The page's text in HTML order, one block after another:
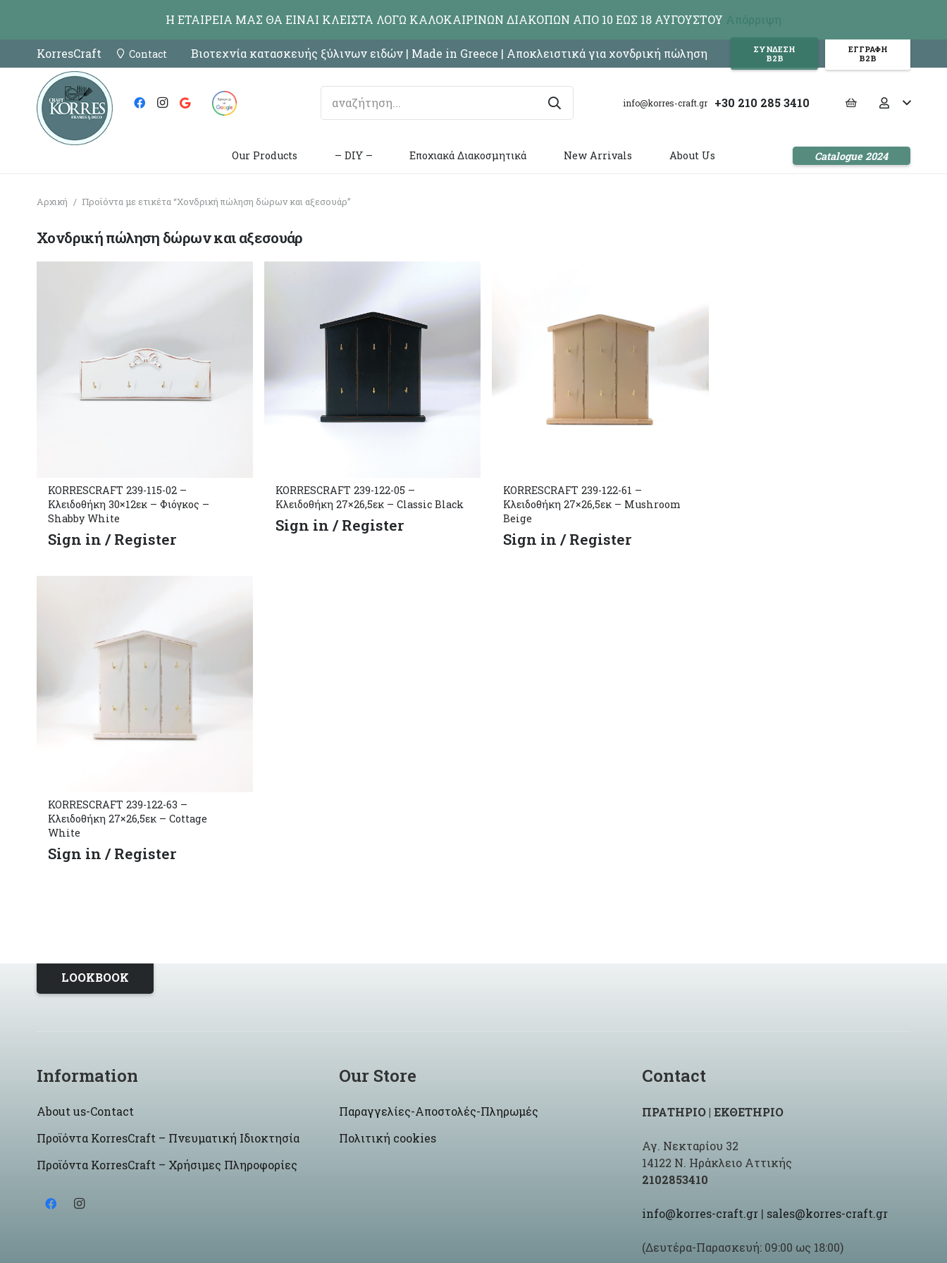
KorresCraft Contact Βιοτεχνία κατασκευής ξύλινων ειδών | Made in Greece | Αποκλειστικά για χονδρική πώληση
ΣΥΝΔΕΣΗ
Β2Β
ΕΓΓΡΑΦΗ
Β2Β
info@korres-craft.gr +30 210 285 3410
Our Products – DIY – Εποχιακά Διακοσμητικά New Arrivals About Us Catalogue 2024
Αρχική / Προϊόντα με ετικέτα “Χονδρική πώληση δώρων και αξεσουάρ”
Χονδρική πώληση δώρων και αξεσουάρ
KORRESCRAFT 239-115-02 –
Κλειδοθήκη 30×12εκ – Φιόγκος –
Shabby White
Sign in / Register
KORRESCRAFT 239-122-05 –
Κλειδοθήκη 27×26,5εκ – Classic Black
Sign in / Register
KORRESCRAFT 239-122-61 –
Κλειδοθήκη 27×26,5εκ – Mushroom
Beige
Sign in / Register
KORRESCRAFT 239-122-63 –
Κλειδοθήκη 27×26,5εκ – Cottage
White
Sign in / Register
LOOKBOOK
Information
About us-Contact
Προϊόντα KorresCraft – Πνευματική Ιδιοκτησία
Προϊόντα KorresCraft – Χρήσιμες Πληροφορίες
Our Store
Παραγγελίες-Αποστολές-Πληρωμές
Πολιτική cookies
Contact
ΠΡΑΤΗΡΙΟ | ΕΚΘΕΤΗΡΙΟ
Αγ. Νεκταρίου 32
14122 Ν. Ηράκλειο Αττικής
2102853410
info@korres-craft.gr| sales@korres-craft.gr
(Δευτέρα-Παρασκευή: 09:00 ως 18:00)
Η ΕΤΑΙΡΕΙΑ ΜΑΣ ΘΑ ΕΙΝΑΙ ΚΛΕΙΣΤΑ ΛΟΓΩ ΚΑΛΟΚΑΙΡΙΝΩΝ ΔΙΑΚΟΠΩΝ ΑΠΟ 10 ΕΩΣ 18 ΑΥΓΟΥΣΤΟΥ Απόρριψη